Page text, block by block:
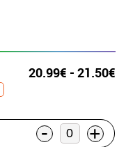
20.99€ - 21.50€
- +